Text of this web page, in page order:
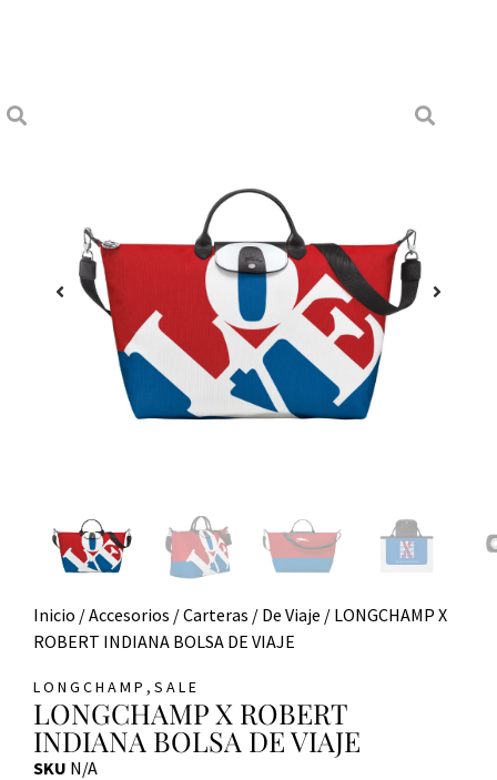
Inicio /Accesorios /Carteras / De Viaje / LONGCHAMP X
ROBERT INDIANA BOLSA DE VIAJE
LONGCHAMP , SALE
LONGCHAMP X ROBERT
INDIANA BOLSA DE VIAJE
SKU N/A